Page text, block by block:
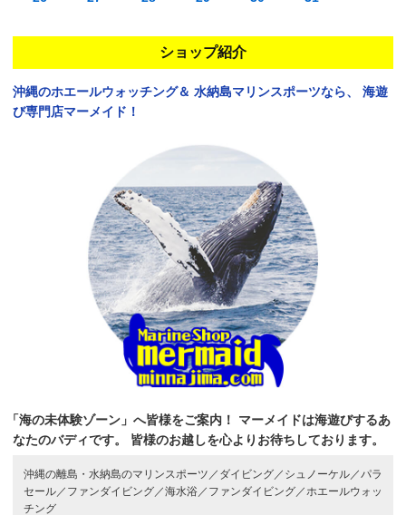
ショップ紹介
沖縄のホエールウォッチング＆ 水納島マリンスポーツなら、
海遊
び専門店マーメイド！
「海の未体験ゾーン」へ皆様をご案内！
マーメイドは海遊びするあ
なたのバディです。
皆様のお越しを心よりお待ちしております。
沖縄の離島・水納島のマリンスポーツ／ ダイビング／ シュノーケル／ パラ
セール／ ファンダイビング／海水浴／ ファンダイビング／ ホエールウォッ
チング